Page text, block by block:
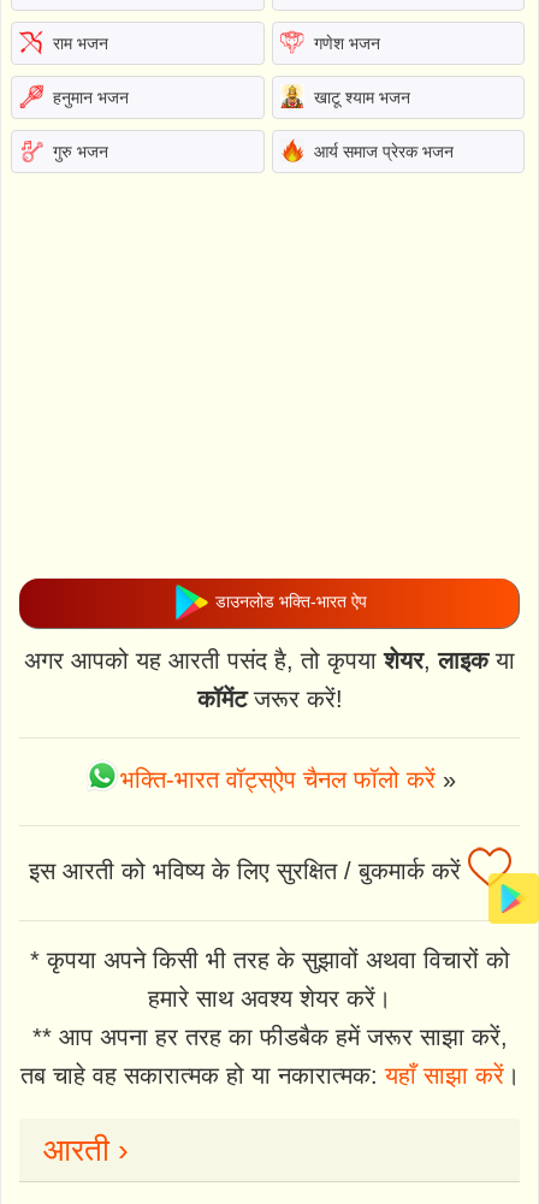
राम भजन गणेश भजन
हनुमान भजन खाटू श्याम भजन
गुरु भजन आर्य समाज प्रेरक भजन
डाउनलोड भक्ति-भारत ऐप
अगर आपको यह आरती पसंद है, तो कृपयाशेयर,लाइकया
कॉमेंटजरूर करें!
भक्ति-भारत वॉट्स्ऐप चैनल फॉलो करें»
इस आरती को भविष्य के लिए सुरक्षित / बुकमार्क करें
* कृपया अपने किसी भी तरह के सुझावों अथवा विचारों को
हमारे साथ अवश्य शेयर करें।
** आप अपना हर तरह का फीडबैक हमें जरूर साझा करें,
तब चाहे वह सकारात्मक हो या नकारात्मक:यहाँ साझा करें।
आरती ›